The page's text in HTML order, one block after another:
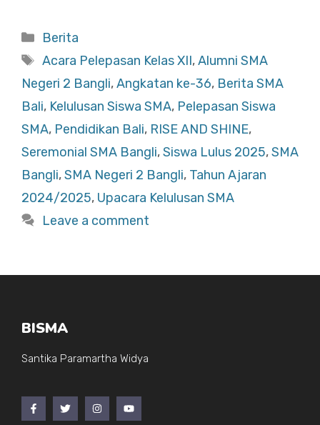
c
e
b
o
o
k
at
s
A
p
p
e
Categories
Berita
Tags
Acara Pelepasan Kelas XII,Alumni SMA
Negeri 2 Bangli,Angkatan ke-36, Berita SMA
Bali, Kelulusan Siswa SMA, Pelepasan Siswa
SMA, Pendidikan Bali, RISE AND SHINE,
Seremonial SMA Bangli,Siswa Lulus 2025,SMA
Bangli,SMA Negeri 2 Bangli, Tahun Ajaran
2024/2025, Upacara Kelulusan SMA
Leave a comment
BISMA
Santika Paramartha Widya